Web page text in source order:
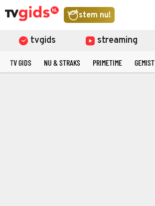
stem nu!
tvgids streaming
TV GIDS NU & STRAKS PRIMETIME GEMIST